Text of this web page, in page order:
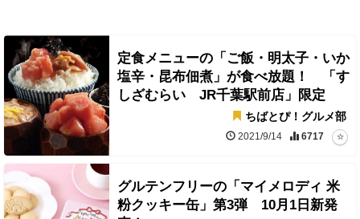
定食メニューの「ご飯・明太子・いか
塩辛・昆布佃煮」が食べ放題！ 「す
しざむらい JR千葉駅前店」限定
ちばとぴ！グルメ部
2021/9/14 6717
グルテンフリーの「マイメロディ 米
粉クッキー缶」第3弾 10月1日新発